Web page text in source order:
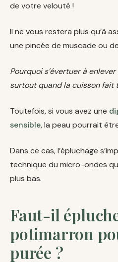
de votre velouté !
Il ne vous restera plus qu’à
une pincée de muscade ou
Pourquoi s’évertuer à
surtout quand la cuisson fait
Toutefois, si vous avez une
sensible, la peau pourrait
Dans ce cas, l’épluchage
technique du micro-ondes
plus bas.
Faut-il
potimarron
purée ?